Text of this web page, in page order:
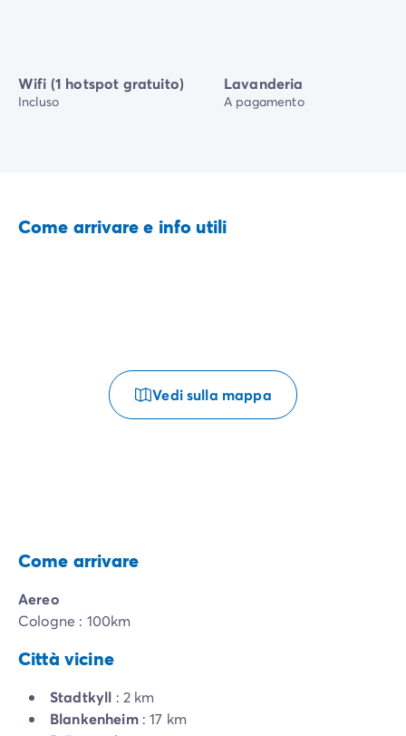
Wifi (1 hotspot gratuito)
Incluso
Lavanderia
A pagamento
Come arrivare e info utili
Vedi sulla mappa
Come arrivare
Aereo
Cologne : 100km
Città vicine
Stadtkyll : 2 km
Blankenheim: 17 km